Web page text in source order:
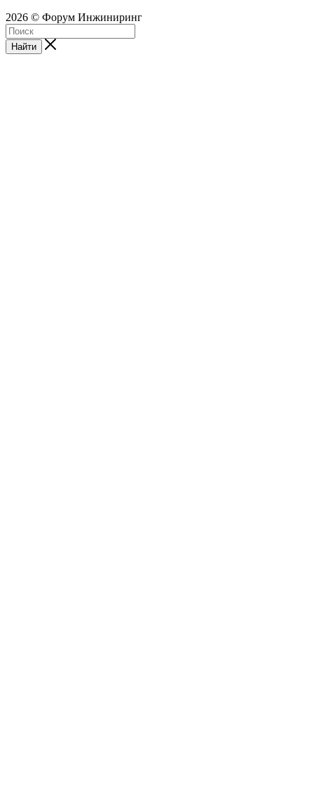
2026 © Форум Инжиниринг
Найти